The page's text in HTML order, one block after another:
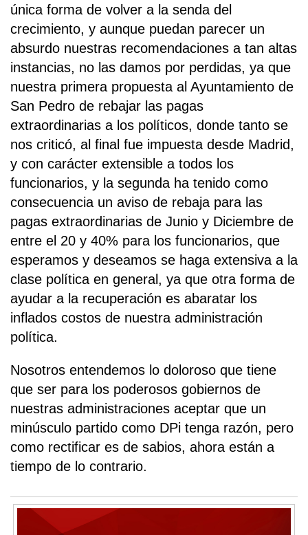
única forma de volver a la senda del
crecimiento, y aunque puedan parecer un
absurdo nuestras recomendaciones a tan altas
instancias, no las damos por perdidas, ya que
nuestra primera propuesta al Ayuntamiento de
San Pedro de rebajar las pagas
extraordinarias a los políticos, donde tanto se
nos criticó, al final fue impuesta desde Madrid,
y con carácter extensible a todos los
funcionarios, y la segunda ha tenido como
consecuencia un aviso de rebaja para las
pagas extraordinarias de Junio y Diciembre de
entre el 20 y 40% para los funcionarios, que
esperamos y deseamos se haga extensiva a la
clase política en general, ya que otra forma de
ayudar a la recuperación es abaratar los
inflados costos de nuestra administración
política.
Nosotros entendemos lo doloroso que tiene
que ser para los poderosos gobiernos de
nuestras administraciones aceptar que un
minúsculo partido como DPi tenga razón, pero
como rectificar es de sabios, ahora están a
tiempo de lo contrario.